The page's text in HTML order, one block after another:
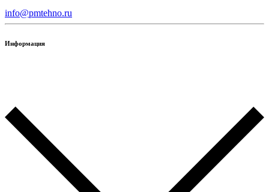
info@pmtehno.ru
Информация